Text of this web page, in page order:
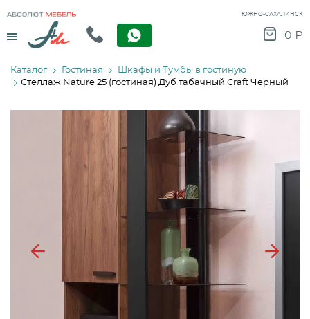
Menu
ЮЖНО-САХАЛИНСК
0 ₽
Каталог Гостиная
Шкафы и Тумбы в гостиную
Стеллаж Nature 25 (гостиная) Дуб табачный Craft Черный